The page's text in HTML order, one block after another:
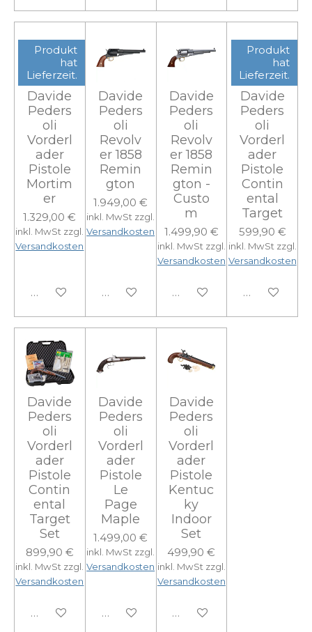
Produkt
hat
Lieferzeit.
Davide
Peders
oli
Vorderl
ader
Pistole
Mortim
er
1.329,00 €
inkl. MwSt zzgl.
Versandkosten
In den Warenkorb
Davide
Peders
oli
Revolv
er 1858
Remin
gton
1.949,00 €
inkl. MwSt zzgl.
Versandkosten
In den Warenkorb
Davide
Peders
oli
Revolv
er 1858
Remin
gton -
Custo
m
1.499,90 €
inkl. MwSt zzgl.
Versandkosten
In den Warenkorb
Produkt
hat
Lieferzeit.
Davide
Peders
oli
Vorderl
ader
Pistole
Contin
ental
Target
599,90 €
inkl. MwSt zzgl.
Versandkosten
In den
Davide
Peders
oli
Vorderl
ader
Pistole
Contin
ental
Target
Set
899,90 €
inkl. MwSt zzgl.
Versandkosten
In den Warenkorb
Davide
Peders
oli
Vorderl
ader
Pistole
Le
Page
Maple
1.499,00 €
inkl. MwSt zzgl.
Versandkosten
In den Warenkorb
Davide
Peders
oli
Vorderl
ader
Pistole
Kentuc
ky
Indoor
Set
499,90 €
inkl. MwSt zzgl.
Versandkosten
In den Warenkorb